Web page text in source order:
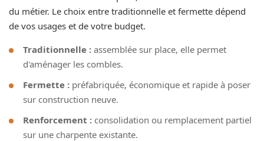
du métier. Le choix entre traditionnelle et fermette dépend
de vos usages et de votre budget.
Traditionnelle : assemblée sur place, elle permet
d'aménager les combles.
Fermette : préfabriquée, économique et rapide à poser
sur construction neuve.
Renforcement : consolidation ou remplacement partiel
sur une charpente existante.